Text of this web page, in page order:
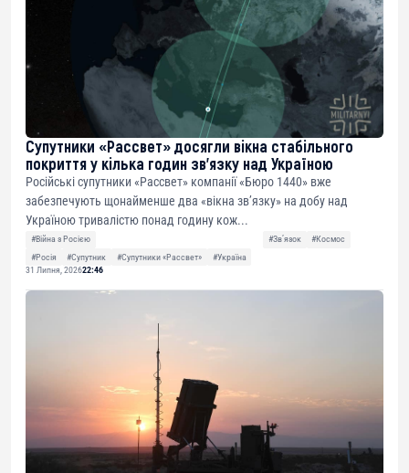
Супутники «Рассвет» досягли вікна стабільного
покриття у кілька годин зв’язку над Україною
Російські супутники «Рассвет» компанії «Бюро 1440» вже
забезпечують щонайменше два «вікна зв’язку» на добу над
Україною тривалістю понад годину кож...
#Війна з Росією #Звʼязок
#Космос
#Росія
#Супутник #Супутники «Рассвет»
#Україна
31 Липня, 202622:46